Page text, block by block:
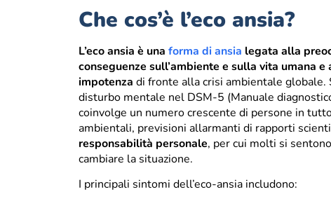
Che cos’è l’eco ansia?
L’eco ansia è una forma di ansia legata alla
conseguenze sull’ambiente e sulla vita umana e
impotenza di fronte alla crisi ambientale globale.
disturbo mentale nel DSM-5 (Manuale
coinvolge un numero crescente di persone in
ambientali, previsioni allarmanti di rapporti
responsabilità personale, per cui molti si
cambiare la situazione.
I principali sintomi dell’eco-ansia includono: